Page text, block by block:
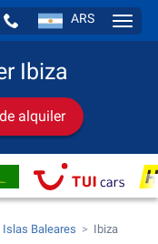
ARS
Ibiza
alquiler
Islas Baleares Ibiza